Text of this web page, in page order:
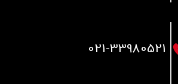
021-33980521